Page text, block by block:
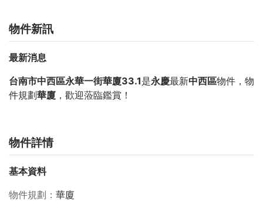
物件新訊
最新消息
台南市中西區永華一街華廈33.1是永慶最新中西區物件，物
件規劃華廈 ，歡迎蒞臨鑑賞！
物件詳情
基本資料
物件規劃
華廈